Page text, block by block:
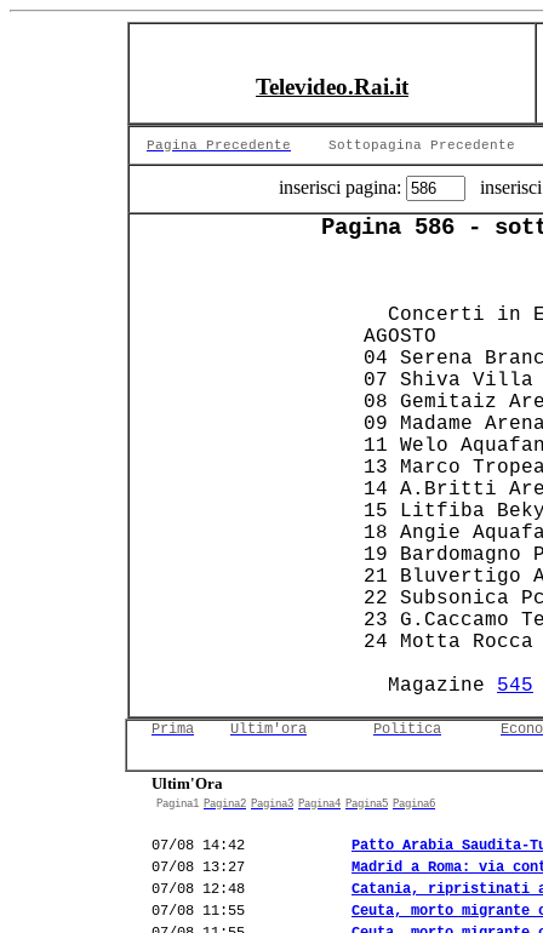
Televideo.Rai.it
Pagina Precedente Sottopagina Precedente
inserisci pagina:
Pagina 586 -
04 Serena
07 Shiva Villa
08 Gemitaiz
09 Madame
11 Welo
13 Marco
14 A.Britti
15 Litfiba
18 Angie
19
21 Bluvertigo
22 Subsonica
23
24 Motta
   Magazine
545
Prima Ultim'ora Politica
Ultim'Ora
Pagina1 Pagina2 Pagina3 Pagina4 Pagina5 Pagina6
07/08 14:42
Patto Arabia Saudita-
07/08 13:27
Madrid a Roma: via
07/08 12:48
Catania, ripristinati
07/08 11:55
Ceuta, morto migrante